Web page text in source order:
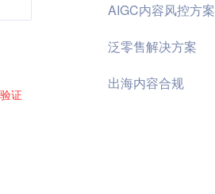
验证
AIGC内容风控方案
泛零售解决方案
出海内容合规